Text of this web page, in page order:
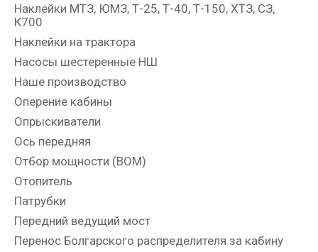
Наклейки МТЗ, ЮМЗ, Т-25, Т-40, Т-150, ХТЗ, СЗ,
К700
Наклейки на трактора
Насосы шестеренные НШ
Наше производство
Оперение кабины
Опрыскиватели
Ось передняя
Отбор мощности (ВОМ)
Отопитель
Патрубки
Передний ведущий мост
Перенос Болгарского распределителя за кабину